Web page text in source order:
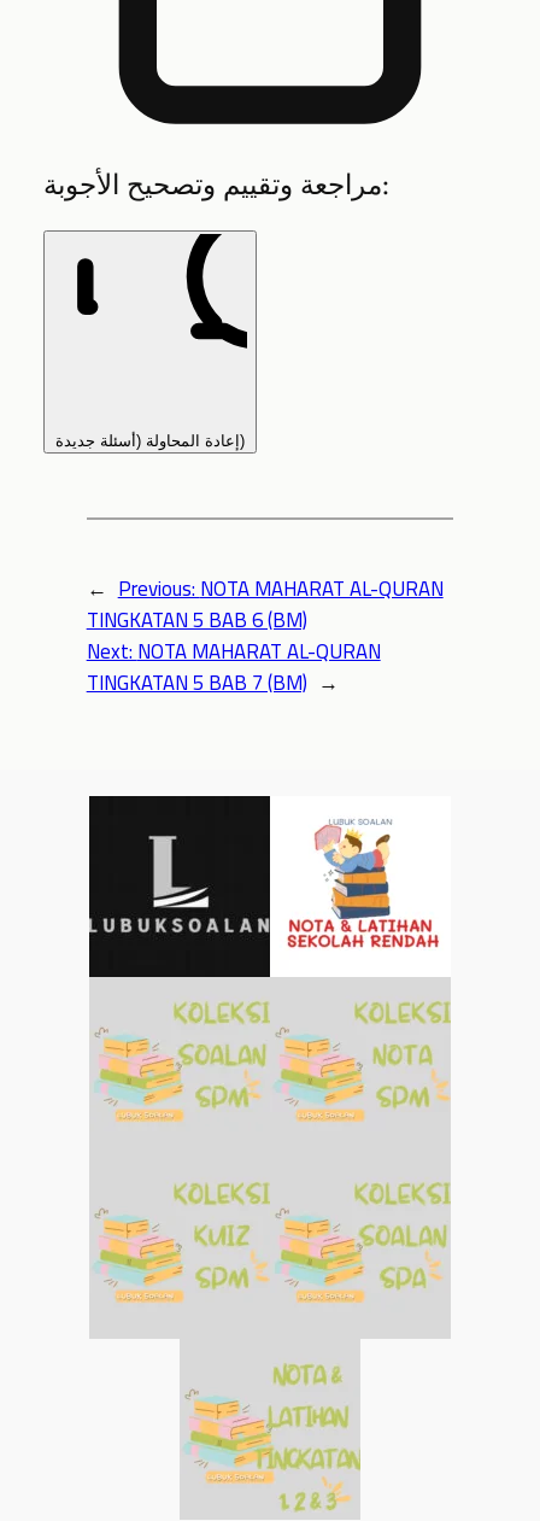
مراجعة وتقييم وتصحيح الأجوبة:
إعادة المحاولة (أسئلة جديدة)
← Previous:NOTA MAHARAT AL-QURAN
TINGKATAN 5 BAB 6 (BM)
Next:NOTA MAHARAT AL-QURAN
TINGKATAN 5 BAB 7 (BM) →